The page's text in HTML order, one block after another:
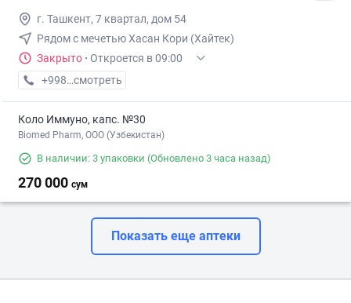
г. Ташкент, 7 квартал, дом 54
Рядом с мечетью Хасан Кори (Хайтек)
Закрыто · Откроется в 09:00
+998 (93) XXX-XX-XX
смотреть
Коло Иммуно, капс. №30
Biomed Pharm, OOO (Узбекистан)
В наличии: 3 упаковки (Обновлено 3 часа назад)
270 000 сум
Показать еще аптеки